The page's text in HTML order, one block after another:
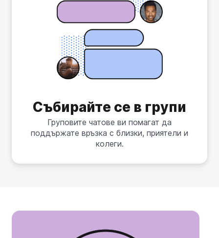
Събирайте се в групи
Груповите чатове ви помагат да
поддържате връзка с близки, приятели и
колеги.